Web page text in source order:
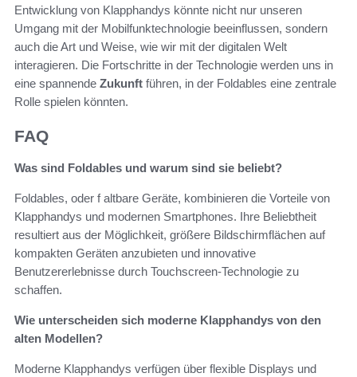
Entwicklung von Klapphandys könnte nicht nur unseren
Umgang mit der Mobilfunktechnologie beeinflussen, sondern
auch die Art und Weise, wie wir mit der digitalen Welt
interagieren. Die Fortschritte in der Technologie werden uns in
eine spannende Zukunft führen, in der Foldables eine zentrale
Rolle spielen könnten.
FAQ
Was sind Foldables und warum sind sie beliebt?
Foldables, oder f altbare Geräte, kombinieren die Vorteile von
Klapphandys und modernen Smartphones. Ihre Beliebtheit
resultiert aus der Möglichkeit, größere Bildschirmflächen auf
kompakten Geräten anzubieten und innovative
Benutzererlebnisse durch Touchscreen-Technologie zu
schaffen.
Wie unterscheiden sich moderne Klapphandys von den
alten Modellen?
Moderne Klapphandys verfügen über flexible Displays und